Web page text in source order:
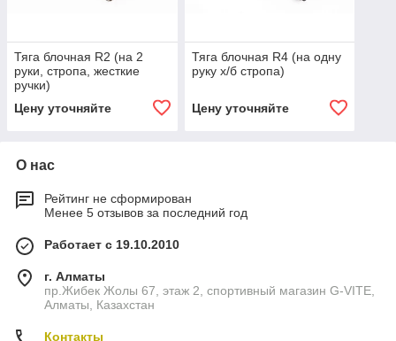
Тяга блочная R2 (на 2
руки, стропа, жесткие
ручки)
Цену уточняйте
Тяга блочная R4 (на одну
руку х/б стропа)
Цену уточняйте
О нас
Рейтинг не сформирован
Менее 5 отзывов за последний год
Работает с 19.10.2010
г. Алматы
пр.Жибек Жолы 67, этаж 2, спортивный магазин G-VITE,
Алматы, Казахстан
Контакты